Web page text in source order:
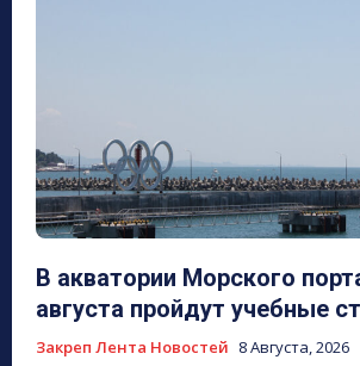
В акватории Морского
августа пройдут учебные
Закреп Лента Новостей 8 Августа, 2026